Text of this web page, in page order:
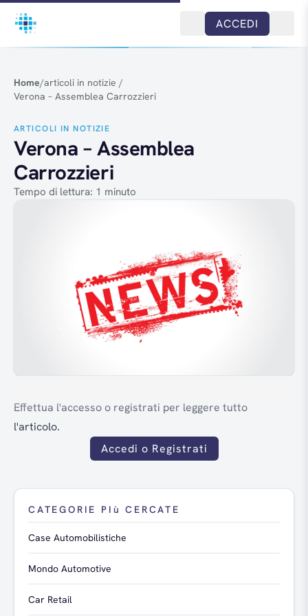
Salta al contenuto
ACCEDI
Home/articoli in notizie /
Verona – Assemblea Carrozzieri
ARTICOLI IN NOTIZIE
Verona – Assemblea
Carrozzieri
Tempo di lettura: 1 minuto
Effettua l'accesso o registrati per leggere tutto
l'articolo.
Accedi o Registrati
CATEGORIE PIù CERCATE
Case Automobilistiche
Mondo Automotive
Car Retail